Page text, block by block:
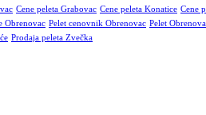
Cene peleta Grabovac Cene peleta Konatice Cene
Obrenovac Pelet cenovnik Obrenovac Pelet
Prodaja peleta Zvečka